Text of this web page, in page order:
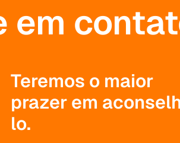
em
Teremos o maior
prazer em
lo.